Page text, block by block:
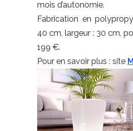
mois d’autonomie.
Fabrication en
40 cm, largeur : 30 cm,
199 €.
Pour en savoir plus : site